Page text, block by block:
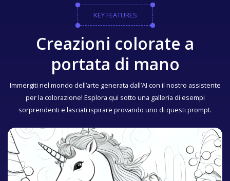
KEY FEATURES
Creazioni colorate a
portata di mano
Immergiti nel mondo dell’arte generata dall’AI con il nostro assistente
per la colorazione! Esplora qui sotto una galleria di esempi
sorprendenti e lasciati ispirare provando uno di questi prompt.